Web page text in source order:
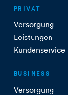
PRIVAT
Versorgung
Leistungen
Kundenservice
BUSINESS
Versorgung